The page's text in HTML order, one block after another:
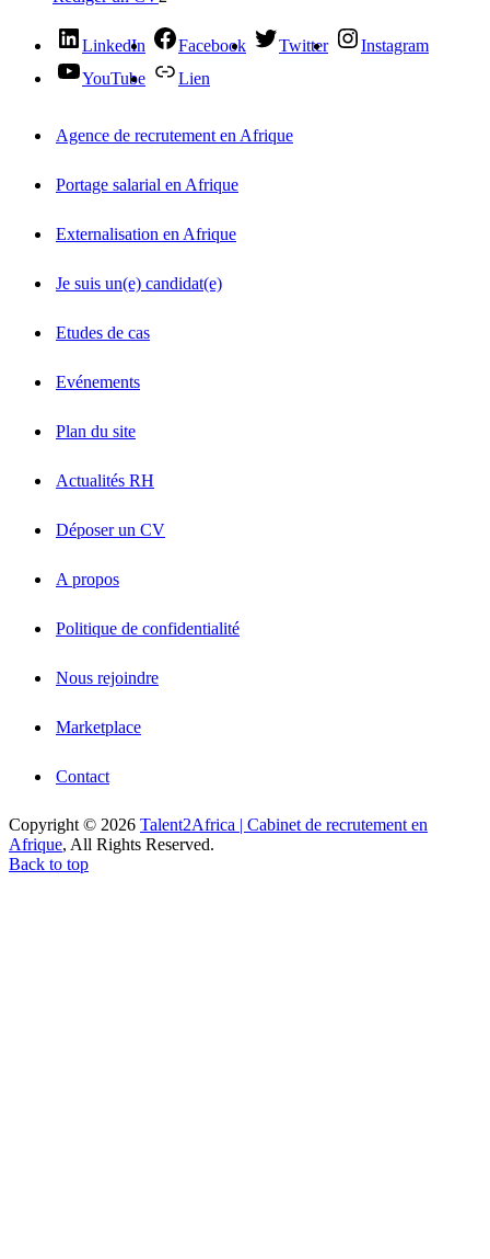
LinkedIn Facebook Twitter
Instagram
YouTube
Lien
Agence de recrutement en Afrique
Portage salarial en Afrique
Externalisation en Afrique
Je suis un(e) candidat(e)
Etudes de cas
Evénements
Plan du site
Actualités RH
Déposer un CV
A propos
Politique de confidentialité
Nous rejoindre
Marketplace
Contact
Copyright © 2026 Talent2Africa | Cabinet de recrutement en
Afrique, All Rights Reserved.
Back to top